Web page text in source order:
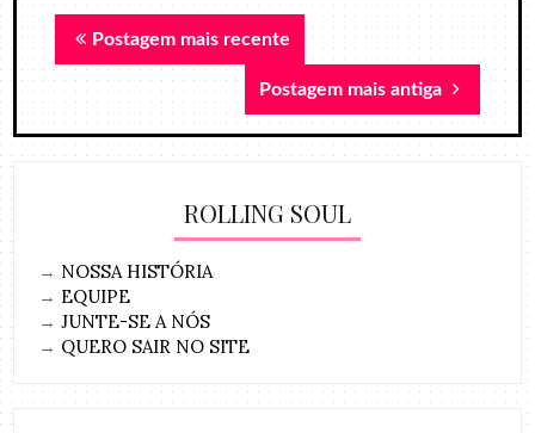
Postagem mais recente
Postagem mais antiga
ROLLING SOUL
→ NOSSA HISTÓRIA
→ EQUIPE
→JUNTE-SE A NÓS
→ QUERO SAIR NO SITE